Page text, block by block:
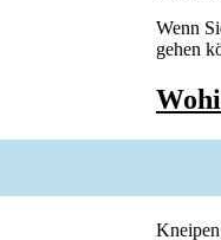
Wenn
gehen